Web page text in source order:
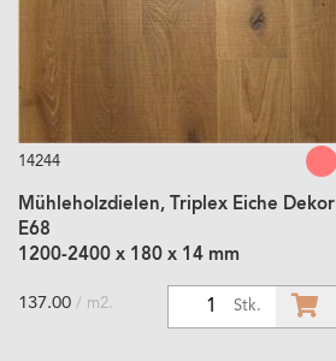
14244
Mühleholzdielen, Triplex Eiche Dekor
E68
1200-2400 x 180 x 14 mm
Stk.
137.00 / m2.